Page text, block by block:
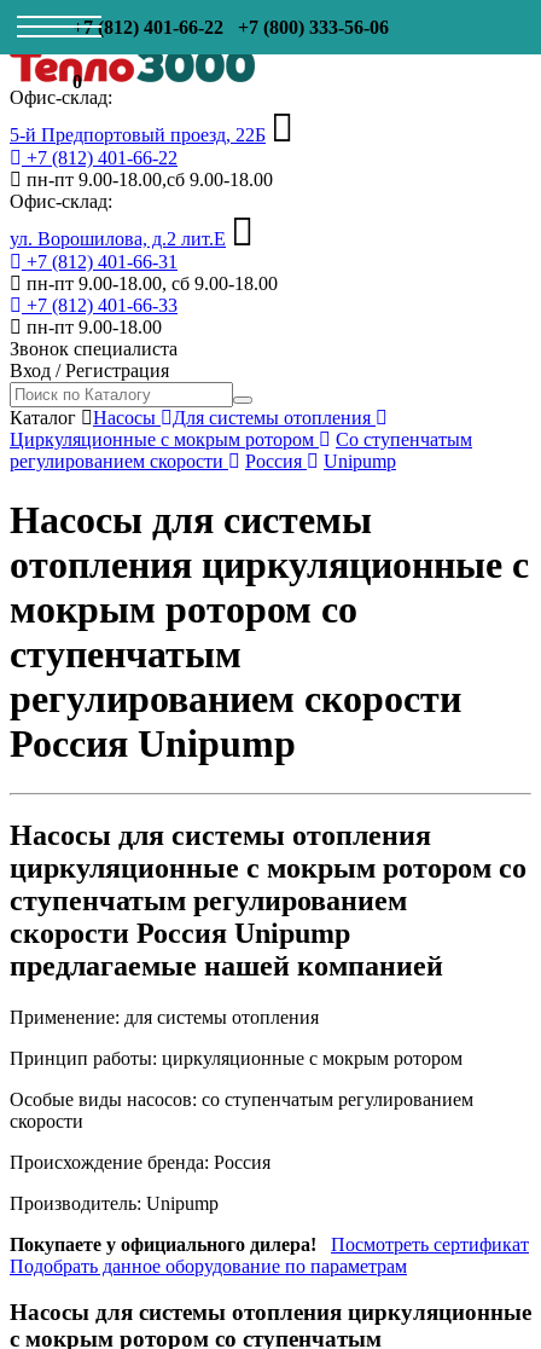
+7 (812) 401-66-22 +7 (800) 333-56-06
0
Офис-склад:
5-й Предпортовый проезд, 22Б
+7 (812) 401-66-22
пн-пт 9.00-18.00,сб 9.00-18.00
Офис-склад:
ул. Ворошилова, д.2 лит.Е
+7 (812) 401-66-31
пн-пт 9.00-18.00, сб 9.00-18.00
+7 (812) 401-66-33
пн-пт 9.00-18.00
Звонок специалиста
Вход /Регистрация
Каталог Насосы
Для системы отопления
Циркуляционные с мокрым ротором
Со ступенчатым
регулированием скорости
Россия Unipump
Насосы для системы
отопления циркуляционные с
мокрым ротором со
ступенчатым
регулированием скорости
Россия Unipump
Насосы для системы отопления
циркуляционные с мокрым ротором со
ступенчатым регулированием
скорости Россия Unipump
предлагаемые нашей компанией
Применение: для системы отопления
Принцип работы: циркуляционные с мокрым ротором
Особые виды насосов: со ступенчатым регулированием
скорости
Происхождение бренда: Россия
Производитель: Unipump
Покупаете у официального дилера!
Посмотреть сертификат
Подобрать данное оборудование по параметрам
Насосы для системы отопления циркуляционные
с мокрым ротором со ступенчатым